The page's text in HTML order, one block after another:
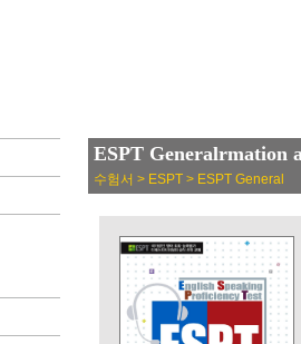
ESPT Generalrmation
수험서 > ESPT > ESPT General